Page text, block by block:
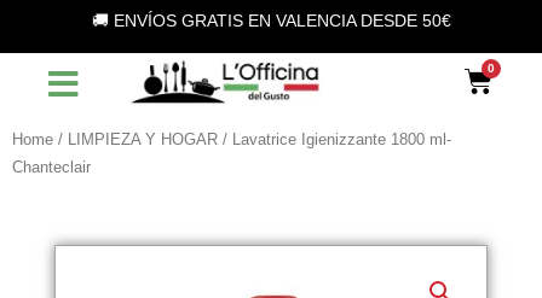
contenuto
🚚 ENVÍOS GRATIS EN VALENCIA DESDE 50€
Home / LIMPIEZA Y HOGAR / Lavatrice Igienizzante 1800 ml-
Chanteclair